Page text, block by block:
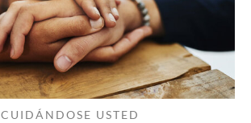
CUIDÁNDOSE USTED